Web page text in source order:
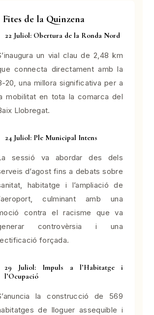
Fites de la Quinzena
22 Juliol: Obertura de la Ronda Nord
un vial clau de 2,48 km
connecta directament amb la
20, una millora significativa per a
mobilitat en tota la comarca del
Llobregat.
24 Juliol: Ple Municipal Intens
sessió va abordar des dels
d’agost fins a debats sobre
habitatge i l’ampliació de
culminant amb una
contra el racisme que va
controvèrsia i una
forçada.
29 Juliol: Impuls a l’Habitatge i
l’Ocupació
la construcció de 569
de lloguer assequible i